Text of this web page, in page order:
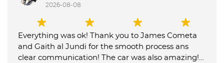
2026-08-08
Everything was ok! Thank you to James Cometa
and Gaith al Jundi for the smooth process ans
clear communication! The car was also amazing!